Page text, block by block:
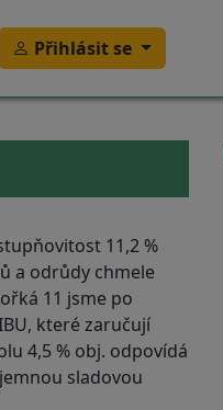
Přihlásit se
11,2 %
a odrůdy chmele
11 jsme po
které zaručují
4,5 % obj. odpovídá
sladovou